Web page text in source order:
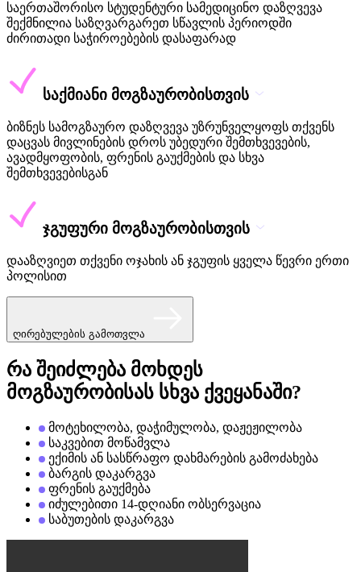
საერთაშორისო სტუდენტური სამედიცინო დაზღვევა
შექმნილია საზღვარგარეთ სწავლის პერიოდში
ძირითადი საჭიროებების დასაფარად
საქმიანი მოგზაურობისთვის
ბიზნეს სამოგზაურო დაზღვევა უზრუნველყოფს თქვენს
დაცვას მივლინების დროს უბედური შემთხვევების,
ავადმყოფობის, ფრენის გაუქმების და სხვა
შემთხვევებისგან
ჯგუფური მოგზაურობისთვის
დააზღვიეთ თქვენი ოჯახის ან ჯგუფის ყველა წევრი ერთი
პოლისით
ღირებულების გამოთვლა
რა შეიძლება მოხდეს
მოგზაურობისას სხვა ქვეყანაში?
მოტეხილობა, დაჭიმულობა, დაჟეჟილობა
საკვებით მოწამვლა
ექიმის ან სასწრაფო დახმარების გამოძახება
ბარგის დაკარგვა
ფრენის გაუქმება
იძულებითი 14-დღიანი ობსერვაცია
საბუთების დაკარგვა